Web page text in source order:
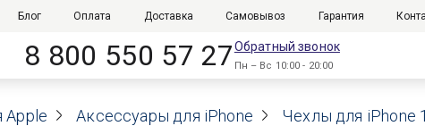
Блог Оплата Доставка Самовывоз Гарантия
8 800 550 57 27Обратный звонок
Пн – Вс 10:00 - 20:00
Apple Аксессуары для iPhone Чехлы для iPhone